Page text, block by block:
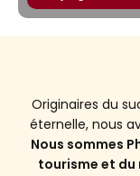
Originaires du
éternelle, nous
Nous sommes
tourisme et du